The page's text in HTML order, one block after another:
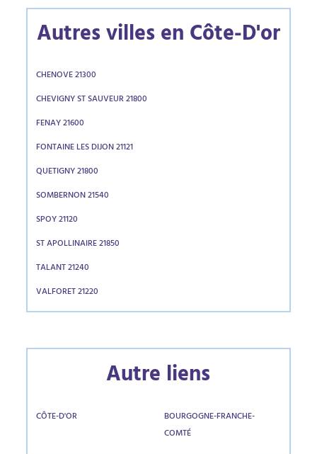
Autres villes en Côte-D'or
CHENOVE 21300
CHEVIGNY ST SAUVEUR 21800
FENAY 21600
FONTAINE LES DIJON 21121
QUETIGNY 21800
SOMBERNON 21540
SPOY 21120
ST APOLLINAIRE 21850
TALANT 21240
VALFORET 21220
Autre liens
CÔTE-D'OR
BOURGOGNE-FRANCHE-
COMTÉ